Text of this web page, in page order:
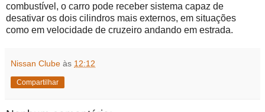
combustível, o carro pode receber sistema capaz de
desativar os dois cilindros mais externos, em situações
como em velocidade de cruzeiro andando em estrada.
Nissan Clube às 12:12
Compartilhar